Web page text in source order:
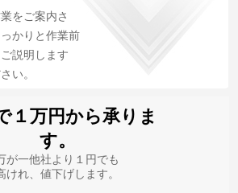
をご案内さ
かりと作業前
説明します
い。
１万円から承りま
す。
が一他社より１円でも
けれ、値下げします。